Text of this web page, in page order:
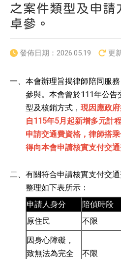
之案件類型及申請
卓參。
發佈日期： 2026.05.19 更
一、 本會辦理旨揭律師陪同服
參與。本會曾於111年公
型及核銷方式， 現因應政
自115年5月起新增多元計
申請交通費資格，律師搭
得向本會申請核實支付交通
二、 有關符合申請核實支付交
整理如下表所示：
申請人身分
陪偵時段
原住民
不限
因身心障礙，
致無法為完全
不限